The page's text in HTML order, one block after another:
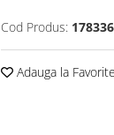
Cod Produs:
Adauga la Favorite